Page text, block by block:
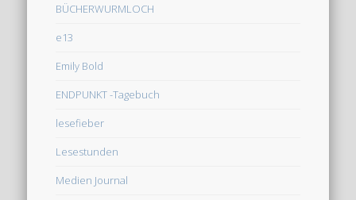
BÜCHERWURMLOCH
e13
Emily Bold
ENDPUNKT -Tagebuch
lesefieber
Lesestunden
Medien Journal